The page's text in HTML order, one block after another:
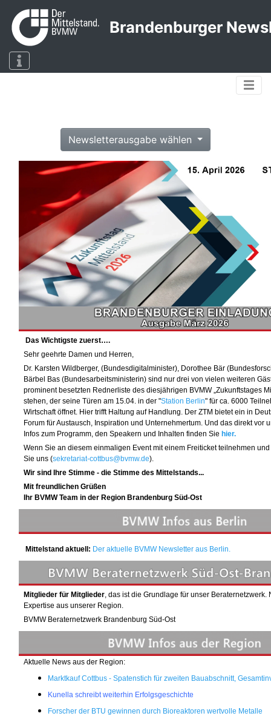
Brandenburger
Newsletterausgabe wählen
Das Wichtigste zuerst….
Sehr geehrte Damen und Herren,
Dr. Karsten Wildberger, (Bundesdigitalminister), Dorothee Bär
Bärbel Bas (Bundesarbeitsministerin) sind nur drei von vielen weiteren
prominent besetzten Rednerliste des diesjährigen BVMW „Zukunftstages
stehen, der seine Türen am 15.04. in der "Station Berlin" für ca. 6000
Wirtschaft öffnet. Hier trifft Haltung auf Handlung. Der ZTM bietet ein in
Forum für Austausch, Inspiration und Unternehmertum. Und das direkt vor
Infos zum Programm, den Speakern und Inhalten finden Sie hier.
Wenn Sie an diesem einmaligen Event mit einem Freiticket teilnehmen
Sie uns (sekretariat-cottbus@bvmw.de).
Wir sind Ihre Stimme - die Stimme des Mittelstands...
Mit freundlichen Grüßen
Ihr BVMW Team in der Region Brandenburg Süd-Ost
Mittelstand aktuell: Der aktuelle BVMW Newsletter aus Berlin.
Mitglieder für Mitglieder, das ist die Grundlage für unser Beraternetzwerk.
Expertise aus unserer Region.
BVMW Beraternetzwerk Brandenburg Süd-Ost
Aktuelle News aus der Region:
Marktkauf Cottbus - Spatenstich für zweiten Bauabschnitt,
Kunella schreibt weiterhin Erfolgsgeschichte
Forscher der BTU gewinnen durch Bioreaktoren wertvolle Metalle